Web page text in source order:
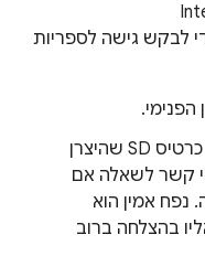
לבקש גישה לספריות
ספריית הבסיס של כל נפח של כרטיס SD שהיצרן
קשר לשאלה אם
נפח אמין הוא
בהצלחה ברוב